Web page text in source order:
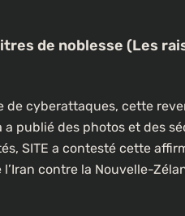
de noblesse (Les
de cyberattaques, cette
publié des photos et des
SITE a contesté cette
contre la Nouvelle-
À LA UNE CULTURE